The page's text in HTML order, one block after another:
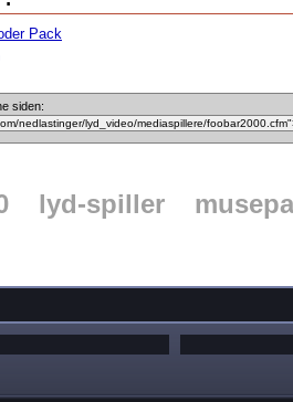
Pack
siden:
lyd-spiller